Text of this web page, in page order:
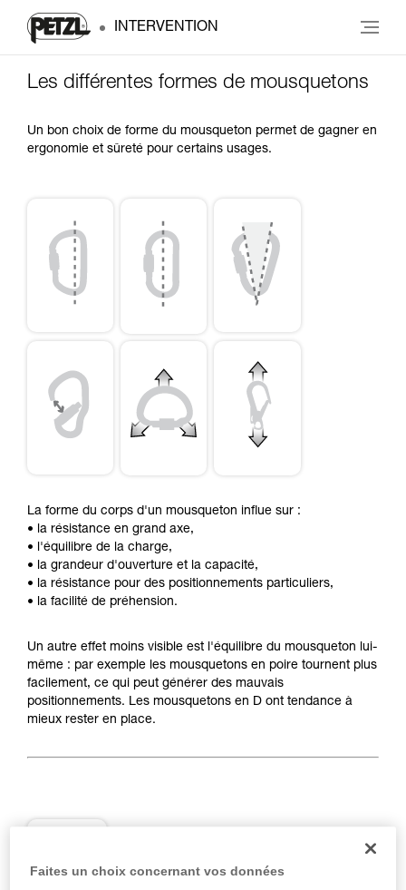
INTERVENTION
Les différentes formes de mousquetons
Un bon choix de forme du mousqueton permet de gagner en
ergonomie et sûreté pour certains usages.
La forme du corps d'un mousqueton influe sur :
• la résistance en grand axe,
• l'équilibre de la charge,
• la grandeur d'ouverture et la capacité,
• la résistance pour des positionnements particuliers,
• la facilité de préhension.
Un autre effet moins visible est l'équilibre du mousqueton lui-
même : par exemple les mousquetons en poire tournent plus
facilement, ce qui peut générer des mauvais
positionnements. Les mousquetons en D ont tendance à
mieux rester en place.
Positionnement de la charge dans l'axe de
Faites un choix concernant vos données